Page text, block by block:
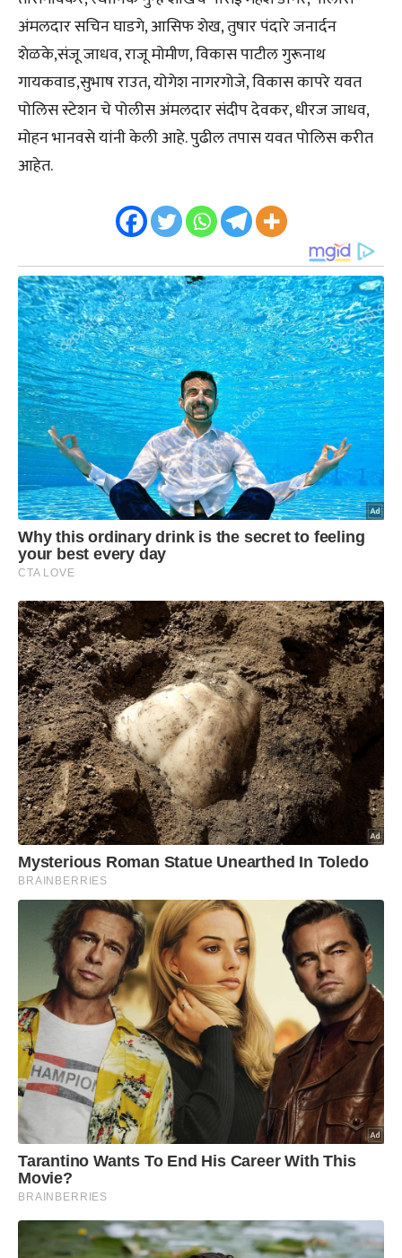
अंमलदार सचिन घाडगे, आसिफ शेख, तुषार पंदारे जनार्दन
शेळके,संजू जाधव, राजू मोमीण, विकास पाटील गुरूनाथ
गायकवाड,सुभाष राउत, योगेश नागरगोजे, विकास कापरे यवत
पोलिस स्टेशन चे पोलीस अंमलदार संदीप देवकर, धीरज जाधव,
मोहन भानवसे यांनी केली आहे. पुढील तपास यवत पोलिस करीत
आहेत.